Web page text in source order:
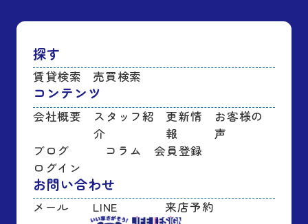
探す
賃貸検索 売買検索
コンテンツ
会社概要
スタッフ紹
介
更新情
報
お客様の
声
ブログ
コラム
会員登録
ログイン
お問い合わせ
メール LINE 来店予約